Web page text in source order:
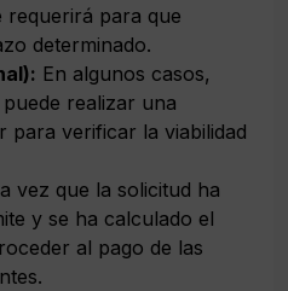
para que
determinado.
En algunos casos,
realizar una
para verificar la viabilidad
vez que la solicitud ha
y se ha calculado el
al pago de las